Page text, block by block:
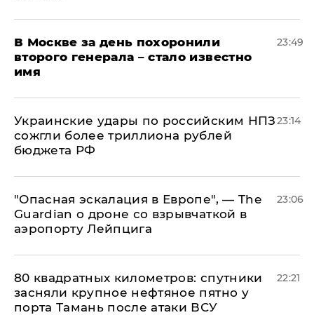
В Москве за день похоронили
второго генерала – стало известно
имя
23:49
Украинские удары по российским НПЗ
сожгли более триллиона рублей
бюджета РФ
23:14
"Опасная эскалация в Европе", — The
Guardian о дроне со взрывчаткой в
аэропорту Лейпцига
23:06
80 квадратных километров: спутники
засняли крупное нефтяное пятно у
порта Тамань после атаки ВСУ
22:21